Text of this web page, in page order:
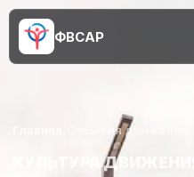
ФВСАР
События движения
КУЛЬТУРА ДВИЖЕНИЯ